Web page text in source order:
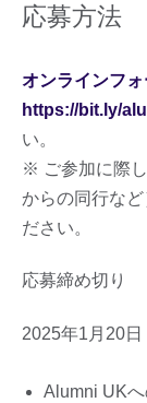
応募方法
オンラインフォ
https://bit.ly/
い。
※ ご参加に際
からの同行な
ださい。
応募締め切り
2025年1月20
Alumni UK